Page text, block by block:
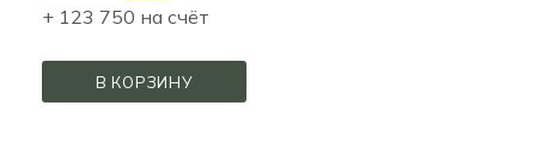
+ 123 750 на счёт
В КОРЗИНУ